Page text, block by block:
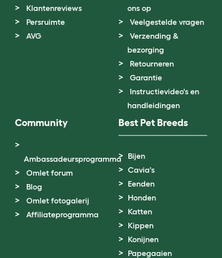
Klantenreviews
Persruimte
AVG
ons op
Veelgestelde vragen
Verzending &
bezorging
Retourneren
Garantie
Instructievideo's en
handleidingen
Community
Ambassadeursprogramma
Omlet forum
Blog
Omlet fotogalerij
Affiliateprogramma
Best Pet Breeds
Bijen
Cavia's
Eenden
Honden
Katten
Kippen
Konijnen
Papegaaien